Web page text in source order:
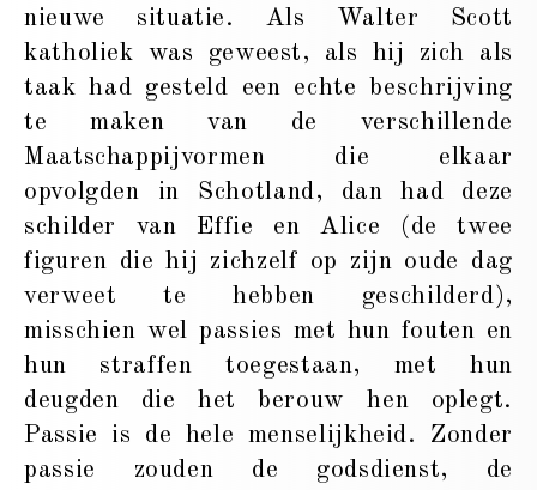
nieuwe situatie. Als Walter Scott
katholiek was geweest, als hij zich als
taak had gesteld een echte beschrijving
te maken van de verschillende
Maatschappijvormen die elkaar
opvolgden in Schotland, dan had deze
schilder van Effie en Alice (de twee
figuren die hij zichzelf op zijn oude dag
verweet te hebben geschilderd),
misschien wel passies met hun fouten en
hun straffen toegestaan, met hun
deugden die het berouw hen oplegt.
Passie is de hele menselijkheid. Zonder
passie zouden de godsdienst, de